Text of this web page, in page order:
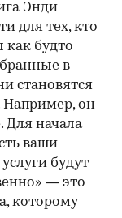
Энди
для тех, кто
как будто
в
становятся
Например, он
Для начала
ваши
будут
— это
которому